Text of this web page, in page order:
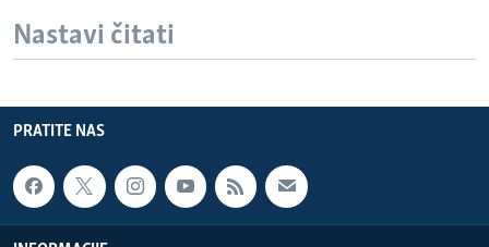
Nastavi čitati
PRATITE NAS